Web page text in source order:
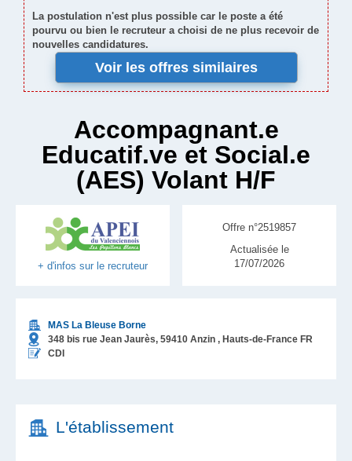
La postulation n'est plus possible car le poste a été
pourvu ou bien le recruteur a choisi de ne plus recevoir de
nouvelles candidatures.
Voir les offres similaires
Accompagnant.e
Educatif.ve et Social.e
(AES) Volant H/F
+ d'infos sur le recruteur
MAS La Bleuse Borne
348 bis rue Jean Jaurès, 59410 Anzin , Hauts-de-France FR
CDI
Offre n°2519857
Actualisée le
17/07/2026
L'établissement